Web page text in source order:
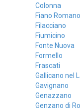
Colonna
Fiano Romano
Filacciano
Fiumicino
Fonte Nuova
Formello
Frascati
Gallicano nel
Gavignano
Genazzano
Genzano di